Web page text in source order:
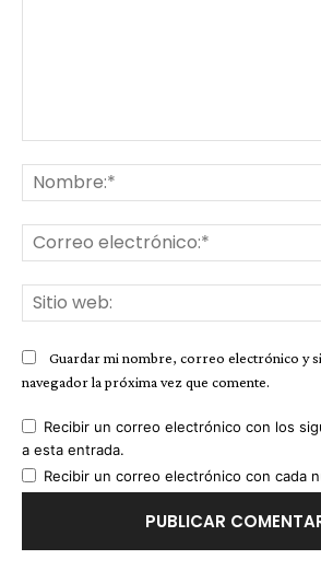
Guardar mi nombre, correo electrónico y
navegador la próxima vez que comente.
Recibir un correo electrónico con los
a esta entrada.
Recibir un correo electrónico con cada